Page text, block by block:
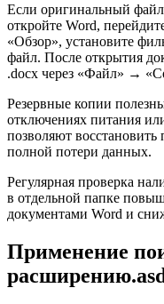
Если оригинальный
откройте Word,
«Обзор», установите
файл. После открытия
.docx через «Файл» →
Резервные копии
отключениях питания
позволяют
полной потери данных.
Регулярная проверка
в отдельной папке
документами Word и
Применение